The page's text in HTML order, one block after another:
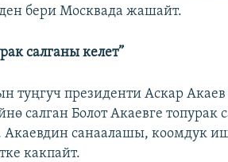
бери Москвада жашайт.
салганы келет”
туңгуч президенти Аскар
салган Болот Акаевге
Акаевдин санаалашы, коомдук
какпайт.